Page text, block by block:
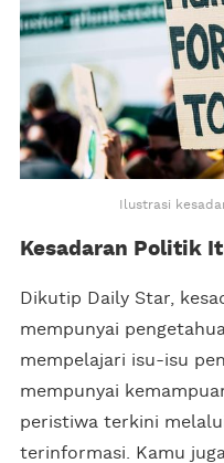
Ilustrasi
Kesadaran Politik
Dikutip Daily Star,
mempunyai
mempelajari isu-isu
mempunyai
peristiwa terkini
terinformasi. Kamu